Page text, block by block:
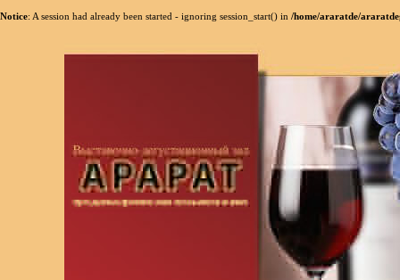
Notice: A session had already been started - ignoring session_start() in /home/araratde/